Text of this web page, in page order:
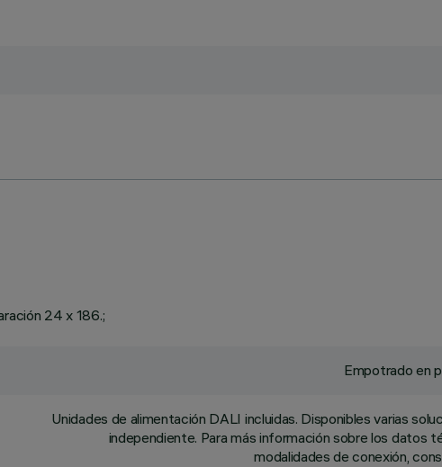
24 x 186.;
Empotrado en
Unidades de alimentación DALI incluidas. Disponibles varias
independiente. Para más información sobre los datos
modalidades de conexión,